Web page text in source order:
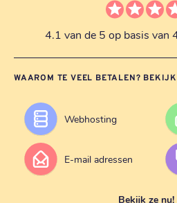
4.1 van de 5 op basis van
WAAROM TE VEEL BETALEN?
Webhosting
E-mail adressen
Bekijk ze nu!